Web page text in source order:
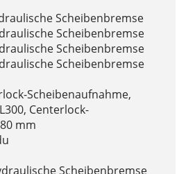
Scheibenbremse
Scheibenbremse
Scheibenbremse
Scheibenbremse
Scheibenaufnahme,
Centerlock-
mm
Scheibenbremse